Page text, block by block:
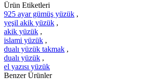
Ürün Etiketleri
925 ayar gümüş yüzük ,
yeşil akik yüzük ,
akik yüzük ,
islami yüzük ,
dualı yüzük takmak ,
dualı yüzük ,
el yazısı yüzük
Benzer Ürünler